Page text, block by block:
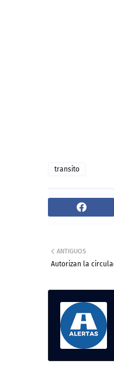
transito
ANTIGUOS
Autorizan la